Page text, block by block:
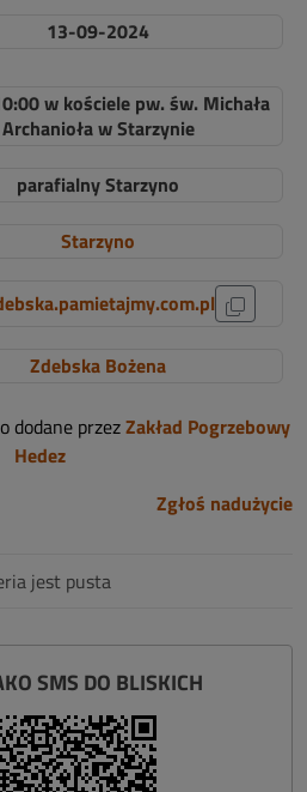
13-09-2024
w kościele pw. św. Michała
Archanioła w Starzynie
parafialny Starzyno
Starzyno
Zdebska Bożena
dodane przezZakład Pogrzebowy
Hedez
Zgłoś nadużycie
jest pusta
SMS DO BLISKICH